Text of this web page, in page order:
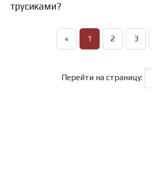
трусиками?
« 1 2 3
Перейти на страницу: